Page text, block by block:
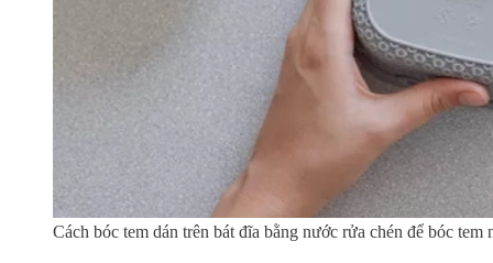
Cách bóc tem dán trên bát đĩa bằng nước rửa chén để bóc tem